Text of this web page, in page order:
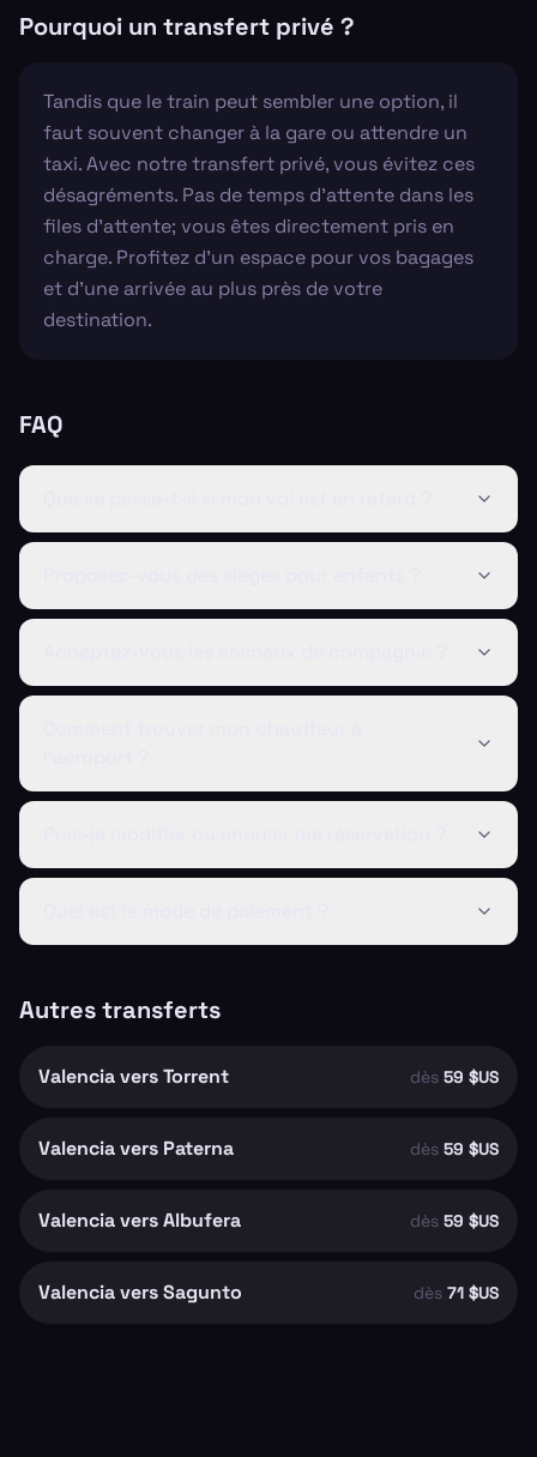
Pourquoi un transfert privé ?
Tandis que le train peut sembler une option, il
faut souvent changer à la gare ou attendre un
taxi. Avec notre transfert privé, vous évitez ces
désagréments. Pas de temps d'attente dans les
files d'attente; vous êtes directement pris en
charge. Profitez d'un espace pour vos bagages
et d'une arrivée au plus près de votre
destination.
FAQ
Autres transferts
Valencia vers Torrent dès 59 $US
Valencia vers Paterna dès 59 $US
Valencia vers Albufera dès 59 $US
Valencia vers Sagunto dès 71 $US